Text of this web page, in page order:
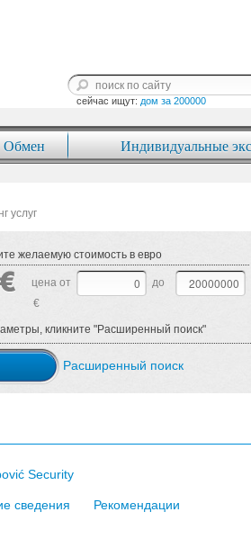
сейчас ищут: дом за 200000
Обмен Индивидуальные
услуг
желаемую стоимость в евро
цена от
до
€
кликните "Расширенный поиск"
Расширенный поиск
Security
сведения Рекомендации